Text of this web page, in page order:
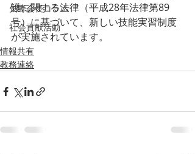
矢野会長コラム
社会貢献活動
護に関する法律（平成28年法律第89
号）に基づいて、新しい技能実習制度
が実施されています。
情報共有
教務連絡